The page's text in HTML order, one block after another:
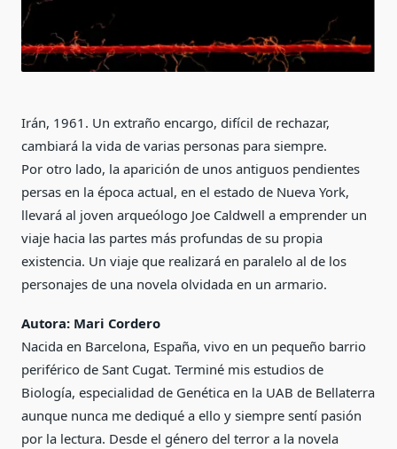
Irán, 1961. Un extraño encargo, difícil de rechazar,
cambiará la vida de varias personas para siempre.
Por otro lado, la aparición de unos antiguos pendientes
persas en la época actual, en el estado de Nueva York,
llevará al joven arqueólogo Joe Caldwell a emprender un
viaje hacia las partes más profundas de su propia
existencia. Un viaje que realizará en paralelo al de los
personajes de una novela olvidada en un armario.
Autora: Mari Cordero
Nacida en Barcelona, España, vivo en un pequeño barrio
periférico de Sant Cugat. Terminé mis estudios de
Biología, especialidad de Genética en la UAB de Bellaterra
aunque nunca me dediqué a ello y siempre sentí pasión
por la lectura. Desde el género del terror a la novela